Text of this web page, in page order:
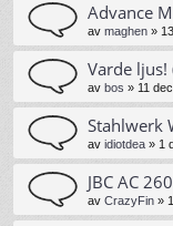
Advance
av maghen »
Varde ljus!
av bos » 11
Stahlwerk
av idiotdea » 1
JBC AC
av CrazyFin »